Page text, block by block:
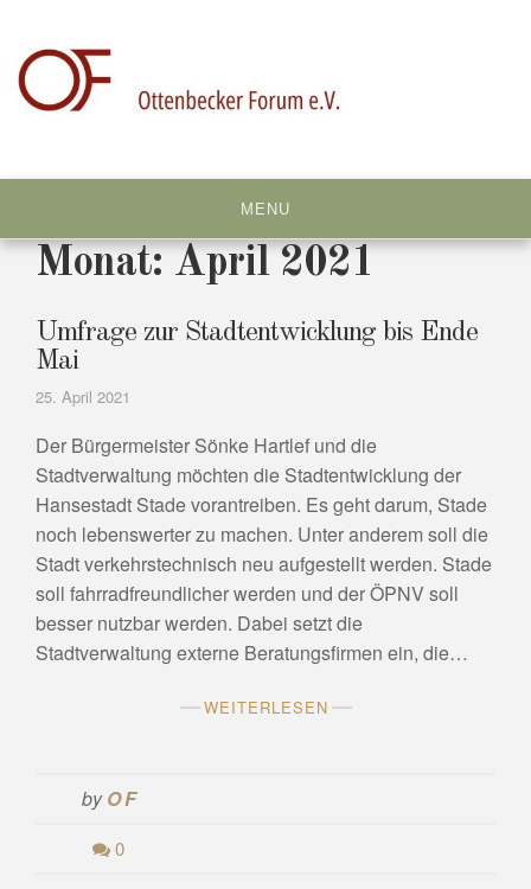
content
MENU
Monat: April 2021
Umfrage zur Stadtentwicklung bis Ende
Mai
25. April 2021
Der Bürgermeister Sönke Hartlef und die
Stadtverwaltung möchten die Stadtentwicklung der
Hansestadt Stade vorantreiben. Es geht darum, Stade
noch lebenswerter zu machen. Unter anderem soll die
Stadt verkehrstechnisch neu aufgestellt werden. Stade
soll fahrradfreundlicher werden und der ÖPNV soll
besser nutzbar werden. Dabei setzt die
Stadtverwaltung externe Beratungsfirmen ein, die…
WEITERLESEN
byOF
0